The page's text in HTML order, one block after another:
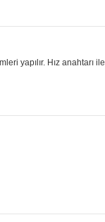
yapılır. Hız anahtarı ile